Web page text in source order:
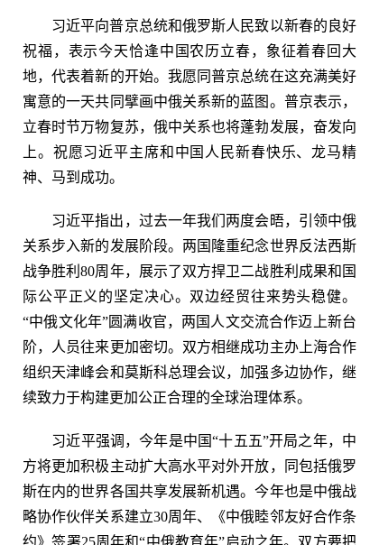
习近平向普京总统和俄罗斯人民致以新春的良好
祝福，表示今天恰逢中国农历立春，象征着春回大
地，代表着新的开始。我愿同普京总统在这充满美好
寓意的一天共同擘画中俄关系新的蓝图。普京表示，
立春时节万物复苏，俄中关系也将蓬勃发展，奋发向
上。祝愿习近平主席和中国人民新春快乐、龙马精
神、马到成功。
习近平指出，过去一年我们两度会晤，引领中俄
关系步入新的发展阶段。两国隆重纪念世界反法西斯
战争胜利80周年，展示了双方捍卫二战胜利成果和国
际公平正义的坚定决心。双边经贸往来势头稳健。
“中俄文化年”圆满收官，两国人文交流合作迈上新台
阶，人员往来更加密切。双方相继成功主办上海合作
组织天津峰会和莫斯科总理会议，加强多边协作，继
续致力于构建更加公正合理的全球治理体系。
习近平强调，今年是中国“十五五”开局之年，中
方将更加积极主动扩大高水平对外开放，同包括俄罗
斯在内的世界各国共享发展新机遇。今年也是中俄战
略协作伙伴关系建立30周年、《中俄睦邻友好合作条
约》签署25周年和“中俄教育年”启动之年。双方要把